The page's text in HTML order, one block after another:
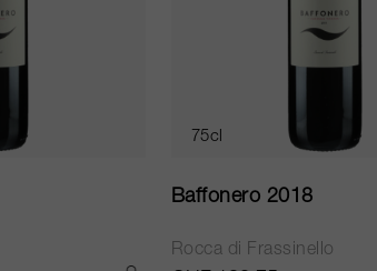
75cl
Baffonero 2018
Rocca di Frassinello